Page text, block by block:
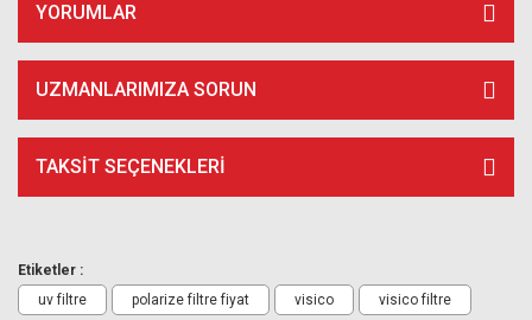
YORUMLAR
UZMANLARIMIZA SORUN
TAKSIT SEÇENEKLERI
Etiketler :
uv filtre
polarize filtre fiyat visico visico filtre